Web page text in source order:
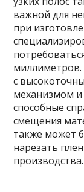
важной для
при
миллиметров.
с
механизмом
способные
смещения
также может
нарезать
производства.